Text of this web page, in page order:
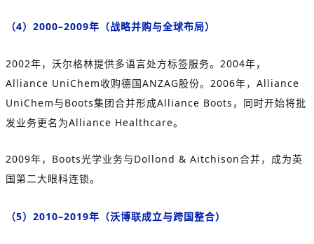
（4）2000–2009年（战略并购与全球布局）
2002年，沃尔格林提供多语言处方标签服务。2004年，
Alliance UniChem收购德国ANZAG股份。2006年，Alliance
UniChem与Boots集团合并形成Alliance Boots，同时开始将批
发业务更名为Alliance Healthcare。
2009年，Boots光学业务与Dollond & Aitchison合并，成为英
国第二大眼科连锁。
（5）2010–2019年（沃博联成立与跨国整合）